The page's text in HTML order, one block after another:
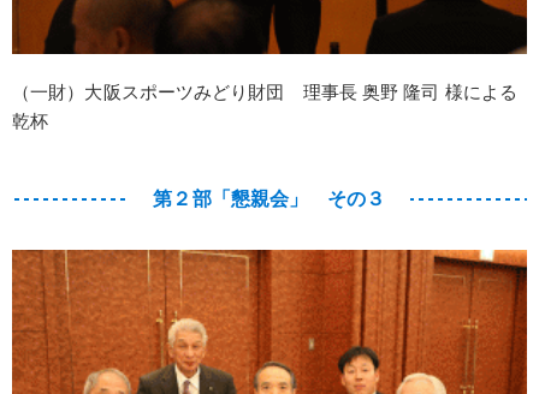
（一財）大阪スポーツみどり財団 理事長 奥野 隆司 様による
乾杯
第２部「懇親会」 その３